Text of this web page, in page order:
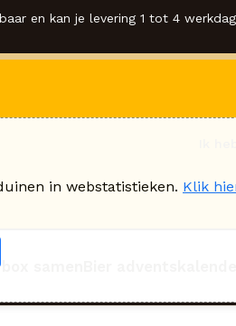
en kan je levering 1 tot 4
samen
in webstatistieken. Klik